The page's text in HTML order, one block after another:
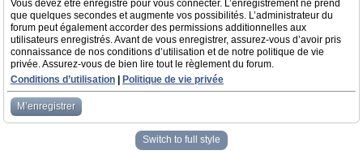
Vous devez être enregistré pour vous connecter. L’enregistrement ne prend
que quelques secondes et augmente vos possibilités. L’administrateur du
forum peut également accorder des permissions additionnelles aux
utilisateurs enregistrés. Avant de vous enregistrer, assurez-vous d’avoir pris
connaissance de nos conditions d’utilisation et de notre politique de vie
privée. Assurez-vous de bien lire tout le règlement du forum.
Conditions d’utilisation
Politique de vie privée
M’enregistrer
Switch to full style